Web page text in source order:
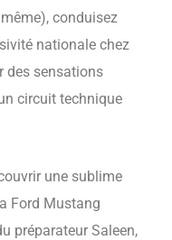
conduisez
nationale chez
des sensations
circuit technique
une sublime
Ford Mustang
préparateur Saleen,